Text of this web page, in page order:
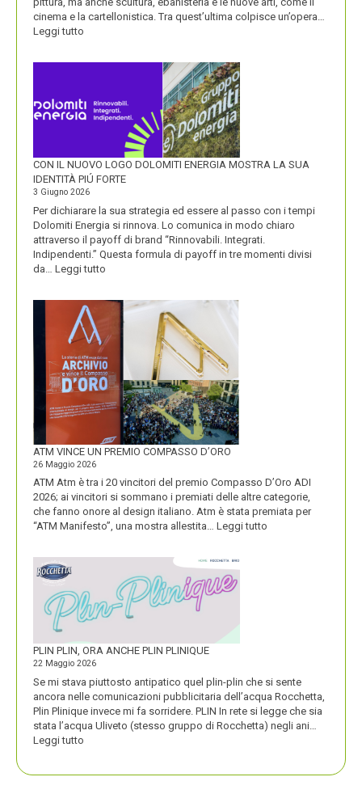
cinema e la cartellonistica. Tra quest’ultima colpisce un’opera…
Leggi tutto
SASSO
CON IL NUOVO LOGO DOLOMITI ENERGIA MOSTRA LA SUA
IDENTITÀ PIÚ FORTE
3 Giugno 2026
Per dichiarare la sua strategia ed essere al passo con i tempi
Dolomiti Energia si rinnova. Lo comunica in modo chiaro
attraverso il payoff di brand “Rinnovabili. Integrati.
Indipendenti.” Questa formula di payoff in tre momenti divisi
da… Leggi tutto
NUOVO
LOGO
DOLOMITI
ENERGIA
MOSTRA
LA
SUA
IDENTITÀ
FORTE
ATM VINCE UN PREMIO COMPASSO D’ORO
26 Maggio 2026
ATM Atm è tra i 20 vincitori del premio Compasso D’Oro ADI
2026; ai vincitori si sommano i premiati delle altre categorie,
che fanno onore al design italiano. Atm è stata premiata per
“ATM Manifesto”, una mostra allestita… Leggi tutto
PLIN PLIN, ORA ANCHE PLIN PLINIQUE
22 Maggio 2026
Se mi stava piuttosto antipatico quel plin-plin che si sente
ancora nelle comunicazioni pubblicitaria dell’acqua Rocchetta,
Plin Plinique invece mi fa sorridere. PLIN In rete si legge che sia
stata l’acqua Uliveto (stesso gruppo di Rocchetta) negli ani…
Leggi tutto